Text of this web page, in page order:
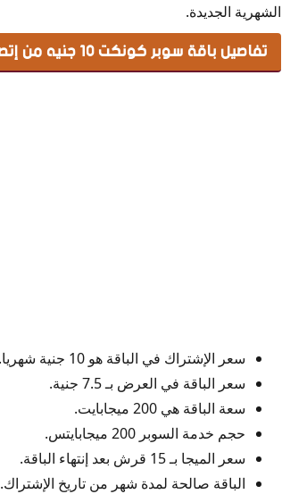
الشهرية الجديدة.
تفاصيل باقة سوبر كونكت 10 جنيه من إتصالات
سعر الإشتراك في الباقة هو 10 جنية شهريا.
سعر الباقة في العرض بـ 7.5 جنية.
سعة الباقة هي 200 ميجابايت.
حجم خدمة السوبر 200 ميجابايتس.
سعر الميجا بـ 15 قرش بعد إنتهاء الباقة.
الباقة صالحة لمدة شهر من تاريخ الإشتراك.